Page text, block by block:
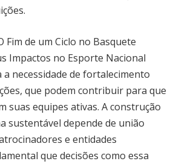
Fim de um Ciclo no Basquete
Impactos no Esporte Nacional
a necessidade de fortalecimento
que podem contribuir para que
suas equipes ativas. A construção
sustentável depende de união
e entidades
que decisões como essa